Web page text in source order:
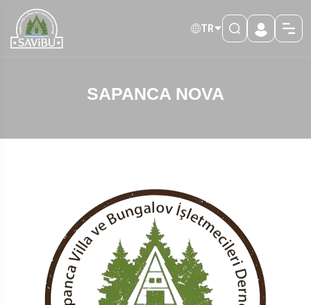
TR
SAPANCA NOVA